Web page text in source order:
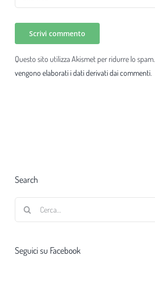
Questo sito utilizza Akismet per ridurre lo spam.
vengono elaborati i dati derivati dai commenti.
Search
Seguici su Facebook